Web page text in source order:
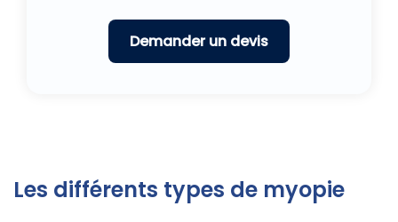
Les différents types de myopie